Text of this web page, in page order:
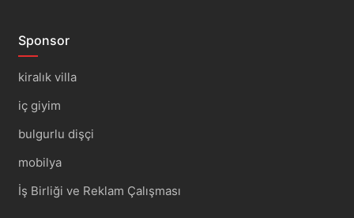
Sponsor
kiralık villa
iç giyim
bulgurlu dişçi
mobilya
İş Birliği ve Reklam Çalışması